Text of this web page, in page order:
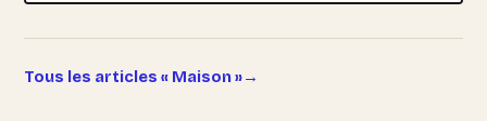
Tous les articles « Maison »